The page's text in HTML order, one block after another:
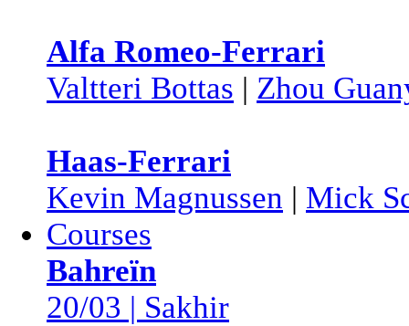
Alfa Romeo-Ferrari
Valtteri Bottas | Zhou
Haas-Ferrari
Kevin Magnussen | Mick
Courses
Bahreïn
20/03 | Sakhir